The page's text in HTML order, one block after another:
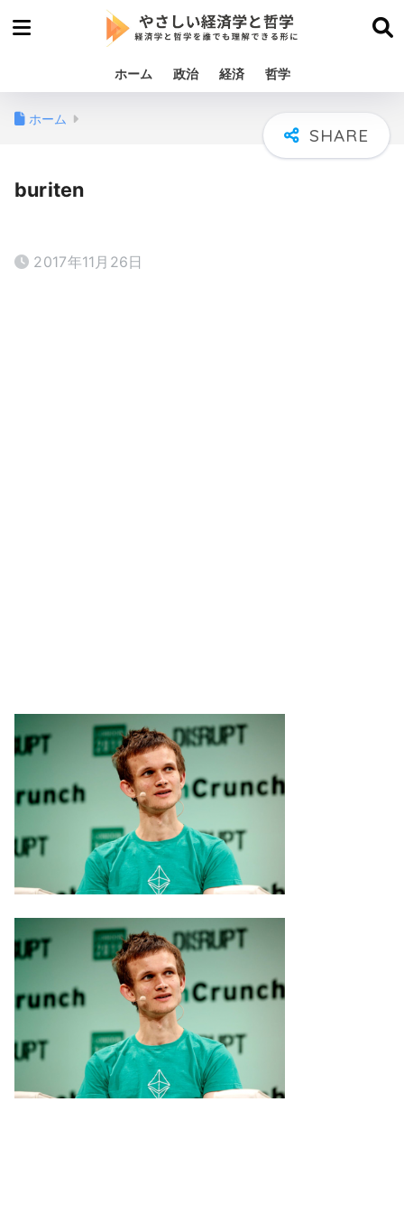
ホーム 政治 経済 哲学
ホーム
buriten
2017年11月26日